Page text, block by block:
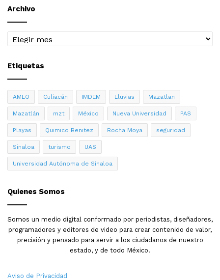
Archivo
Archivo
Etiquetas
AMLO Culiacán IMDEM Lluvias Mazatlan
Mazatlán mzt México Nueva Universidad PAS
Playas Quimico Benitez Rocha Moya seguridad
Sinaloa turismo UAS
Universidad Autónoma de Sinaloa
Quienes Somos
Somos un medio digital conformado por periodistas, diseñadores,
programadores y editores de video para crear contenido de valor,
precisión y pensado para servir a los ciudadanos de nuestro
estado, y de todo México.
Aviso de Privacidad